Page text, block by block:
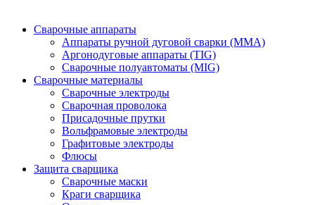
Сварочные аппараты
Аппараты ручной дуговой сварки (MMA)
Аргонодуговые аппараты (TIG)
Сварочные полуавтоматы (MIG)
Сварочные материалы
Сварочные электроды
Сварочная проволока
Присадочные прутки
Вольфрамовые электроды
Графитовые электроды
Флюсы
Защита сварщика
Сварочные маски
Краги сварщика